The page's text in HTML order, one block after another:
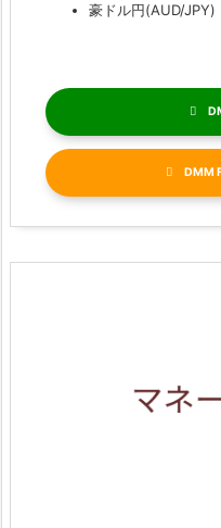
豪ドル円(AUD/JPY)
DMM